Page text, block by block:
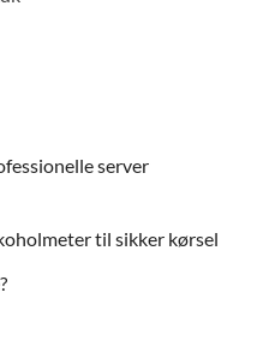
server
til sikker kørsel